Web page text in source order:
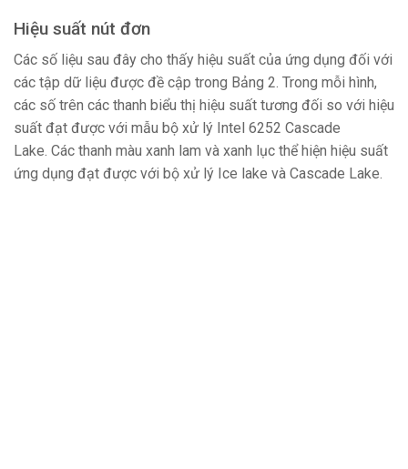
Hiệu suất nút đơn
Các số liệu sau đây cho thấy hiệu suất của ứng dụng đối với
các tập dữ liệu được đề cập trong Bảng 2. Trong mỗi hình,
các số trên các thanh biểu thị hiệu suất tương đối so với hiệu
suất đạt được với mẫu bộ xử lý Intel 6252 Cascade
Lake. Các thanh màu xanh lam và xanh lục thể hiện hiệu suất
ứng dụng đạt được với bộ xử lý Ice lake và Cascade Lake.